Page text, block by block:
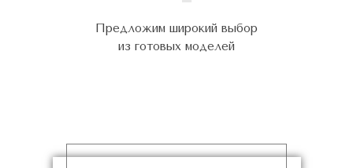
Предложим широкий выбор
из готовых моделей